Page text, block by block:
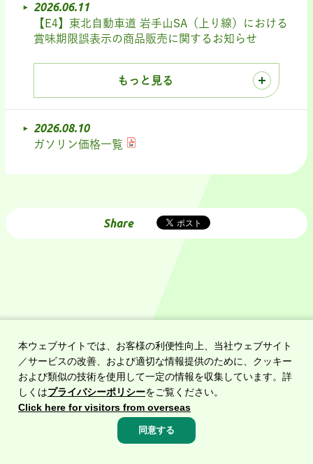
緊急のお知らせ
災害時の事故による緊急時の
通行止め等のお知らせ
2026.06.11
【E4】東北自動車道 岩手山SA（上り線）における
賞味期限誤表示の商品販売に関するお知らせ
もっと見る
2026.08.10
ガソリン価格一覧
Share
トップへ戻る
高速料金・ルート検索
本ウェブサイトでは、お客様の利便性向上、当社ウェブサイト
／サービスの改善、および適切な情報提供のために、クッキー
および類似の技術を使用して一定の情報を収集しています。詳
しくはプライバシーポリシーをご覧ください。
Click here for visitors from overseas
同意する